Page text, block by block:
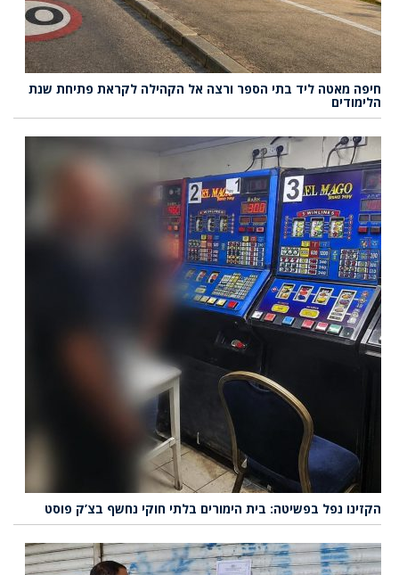
חיפה מאטה ליד בתי הספר ורצה אל הקהילה לקראת פתיחת שנת
הלימודים
הקזינו נפל בפשיטה: בית הימורים בלתי חוקי נחשף בצ’ק פוסט